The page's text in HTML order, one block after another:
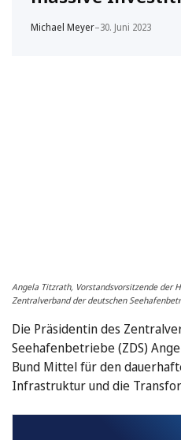
Michael Meyer–30. Juni 2023
Angela Titzrath, Vorstandsvorsitzende der
Zentralverband der deutschen
Die Präsidentin des
Seehafenbetriebe (ZDS)
Bund Mittel für den
Infrastruktur und die